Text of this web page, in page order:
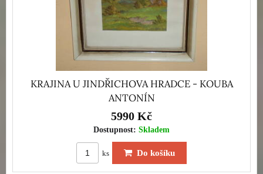
KRAJINA U JINDŘICHOVA HRADCE - KOUBA
ANTONÍN
5990 Kč
Dostupnost: Skladem
ks Do košíku